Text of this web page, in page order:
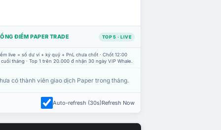
ĐIỂM PAPER TRADE TOP 5 · LIVE
live = số dư ví + ký quỹ + PnL chưa chốt · Chốt 12:00
tháng · Top 1 trên 20.000 đ nhận 30 ngày VIP Whale.
có thành viên giao dịch Paper trong tháng.
Auto-refresh (30s)Refresh Now